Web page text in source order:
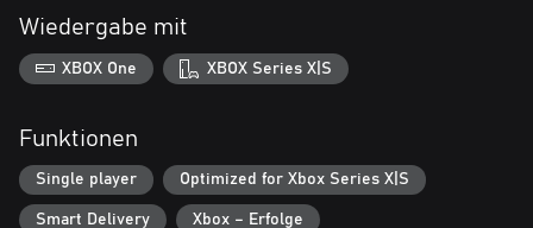
Wirrungen ihrer unsterblichen Existenz zu führen - und ihnen
eine Chance auf Selbstakzeptanz in einer Welt zu geben, die
ihnen immer fremder wird.
FEATURES
kognitiven Verhaltenstherapie kennen und anwenden, die von
lizenzierten Therapeuten überprüft wurden. Indem Sie Aussagen
Wiedergabe mit
XBOX One XBOX Series X|S
Funktionen
Single player Optimized for Xbox Series X|S
Smart Delivery Xbox – Erfolge